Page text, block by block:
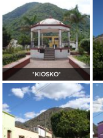
"KIOSKO"